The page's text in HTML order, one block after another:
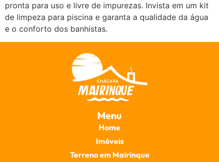
pronta para uso e livre de impurezas. Invista em um kit
de limpeza para piscina e garanta a qualidade da água
e o conforto dos banhistas.
Menu
Home
Imóveis
Terreno em Mairinque